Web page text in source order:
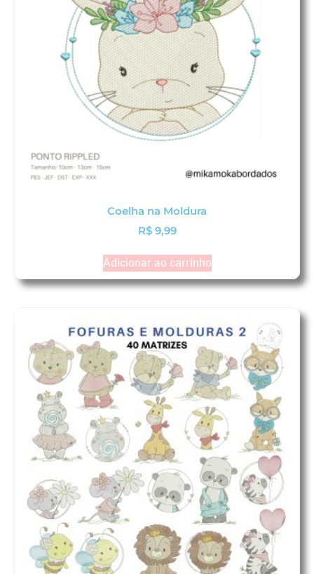
Coelha na Moldura
R$9,99
Adicionar ao carrinho